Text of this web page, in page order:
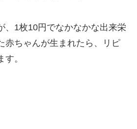
、1枚10円でなかなかな出来栄
赤ちゃんが生まれたら、リピ
。